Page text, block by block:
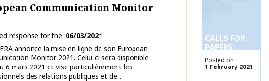
Communication Monitor
response for the 06/03/2021
annonce la mise en ligne de son European
Monitor 2021. Celui-ci sera disponible
6 mars 2021 et vise particulièrement les
des relations publiques et de...
CALLS FOR
PAPERS
Posted on
1 February 2021